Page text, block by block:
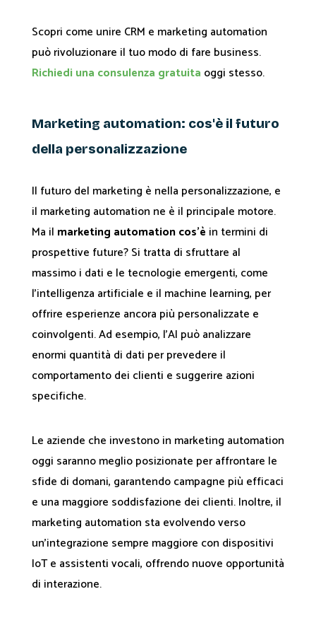
Scopri come unire CRM e marketing automation
può rivoluzionare il tuo modo di fare business.
Richiedi una consulenza gratuita oggi stesso.
Marketing automation: cos'è il futuro
della personalizzazione
Il futuro del marketing è nella personalizzazione, e
il marketing automation ne è il principale motore.
Ma il marketing automation cos'è in termini di
prospettive future? Si tratta di sfruttare al
massimo i dati e le tecnologie emergenti, come
l'intelligenza artificiale e il machine learning, per
offrire esperienze ancora più personalizzate e
coinvolgenti. Ad esempio, l'AI può analizzare
enormi quantità di dati per prevedere il
comportamento dei clienti e suggerire azioni
specifiche.
Le aziende che investono in marketing automation
oggi saranno meglio posizionate per affrontare le
sfide di domani, garantendo campagne più efficaci
e una maggiore soddisfazione dei clienti. Inoltre, il
marketing automation sta evolvendo verso
un'integrazione sempre maggiore con dispositivi
IoT e assistenti vocali, offrendo nuove opportunità
di interazione.